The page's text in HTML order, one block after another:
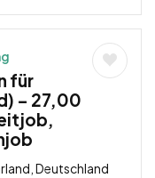
für
– 27,00
Deutschland